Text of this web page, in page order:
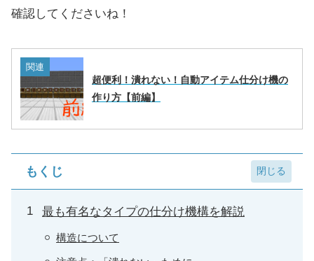
確認してくださいね！
関連
超便利！潰れない！自動アイテム仕分け機の
作り方【前編】
もくじ
最も有名なタイプの仕分け機構を解説
構造について